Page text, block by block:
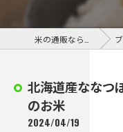
ブログ
北海道産ななつ
のお米
2024/04/19